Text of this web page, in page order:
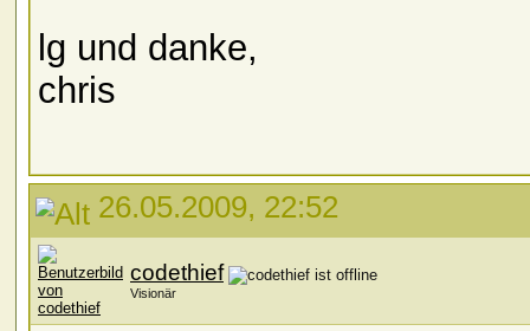
lg und danke,
chris
26.05.2009, 22:52
codethief
Visionär